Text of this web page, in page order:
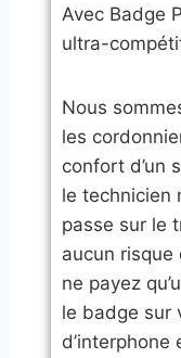
Avec Badge
ultra-
​Nous
les
confort d’un
le technicien
passe sur le
aucun risque
ne payez
le badge sur
d’interphone